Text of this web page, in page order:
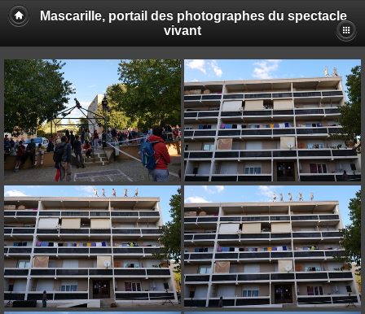
Mascarille, portail des photographes du spectacle
vivant